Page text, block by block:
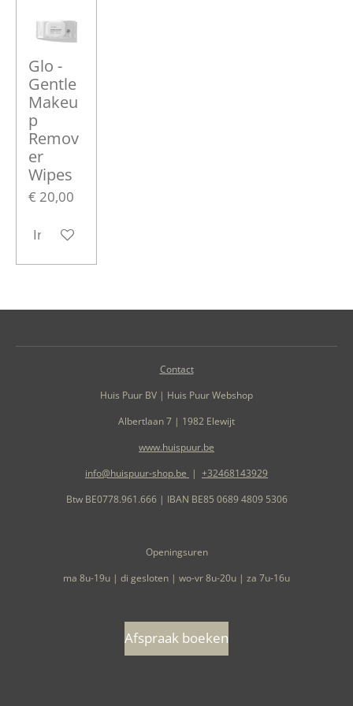
Glo -
Gentle
Makeu
p
Remov
er
Wipes
€ 20,00
In winkelwagen
Contact
Huis Puur BV | Huis Puur Webshop
Albertlaan 7 | 1982 Elewijt
www.huispuur.be
info@huispuur-shop.be | +32468143929
Btw BE0778.961.666 | IBAN BE85 0689 4809 5306
Openingsuren
ma 8u-19u | di gesloten | wo-vr 8u-20u | za 7u-16u
Afspraak boeken